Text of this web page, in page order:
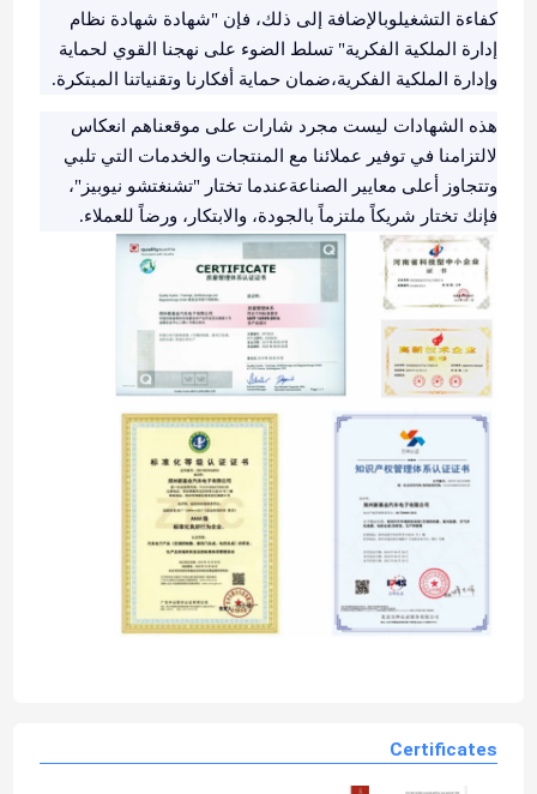
كفاءة التشغيلوبالإضافة إلى ذلك، فإن "شهادة شهادة نظام
إدارة الملكية الفكرية" تسلط الضوء على نهجنا القوي لحماية
وإدارة الملكية الفكرية،ضمان حماية أفكارنا وتقنياتنا المبتكرة.
هذه الشهادات ليست مجرد شارات على موقعناهم انعكاس
لالتزامنا في توفير عملائنا مع المنتجات والخدمات التي تلبي
وتتجاوز أعلى معايير الصناعةعندما تختار "تشنغتشو نيوبيز"،
فإنك تختار شريكاً ملتزماً بالجودة، والابتكار، ورضاً للعملاء.
Certificates